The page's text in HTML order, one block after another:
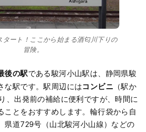
タート！ここから始まる酒匂川下りの
冒険。
後の駅である駿河小山駅は、静岡県駿
な駅です。駅周辺にはコンビニ （駅か
、出発前の補給に便利ですが、時間に
ことをおすすめします。輪行袋から自
県道729号（山北駿河小山線）などの